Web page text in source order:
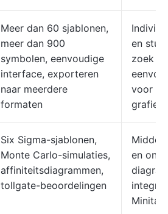
Meer dan 60 sjablonen,
meer dan 900
symbolen, eenvoudige
interface, exporteren
naar meerdere
formaten
en
zoek
voor
Six Sigma-sjablonen,
Monte Carlo-simulaties,
affiniteitsdiagrammen,
tollgate-beoordelingen
en